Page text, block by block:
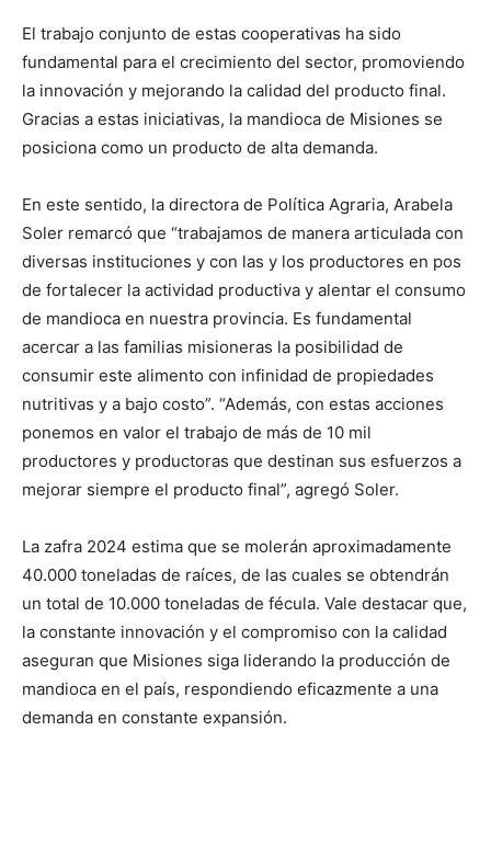
El trabajo conjunto de estas cooperativas ha sido
fundamental para el crecimiento del sector, promoviendo
la innovación y mejorando la calidad del producto final.
Gracias a estas iniciativas, la mandioca de Misiones se
posiciona como un producto de alta demanda.
En este sentido, la directora de Política Agraria, Arabela
Soler remarcó que “trabajamos de manera articulada con
diversas instituciones y con las y los productores en pos
de fortalecer la actividad productiva y alentar el consumo
de mandioca en nuestra provincia. Es fundamental
acercar a las familias misioneras la posibilidad de
consumir este alimento con infinidad de propiedades
nutritivas y a bajo costo”. “Además, con estas acciones
ponemos en valor el trabajo de más de 10 mil
productores y productoras que destinan sus esfuerzos a
mejorar siempre el producto final”, agregó Soler.
La zafra 2024 estima que se molerán aproximadamente
40.000 toneladas de raíces, de las cuales se obtendrán
un total de 10.000 toneladas de fécula. Vale destacar que,
la constante innovación y el compromiso con la calidad
aseguran que Misiones siga liderando la producción de
mandioca en el país, respondiendo eficazmente a una
demanda en constante expansión.